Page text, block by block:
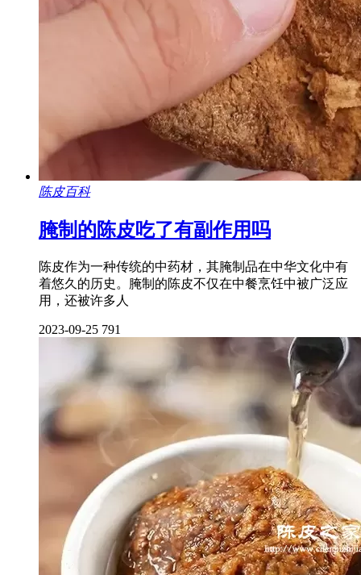
陈皮百科
腌制的陈皮吃了有副作用吗
陈皮作为一种传统的中药材，其腌制品在中华文化中有
着悠久的历史。腌制的陈皮不仅在中餐烹饪中被广泛应
用，还被许多人
2023-09-25 791